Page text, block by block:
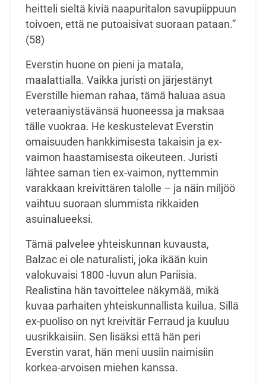
heitteli sieltä kiviä naapuritalon savupiippuun
toivoen, että ne putoaisivat suoraan pataan.”
(58)
Everstin huone on pieni ja matala,
maalattialla. Vaikka juristi on järjestänyt
Everstille hieman rahaa, tämä haluaa asua
veteraaniystävänsä huoneessa ja maksaa
tälle vuokraa. He keskustelevat Everstin
omaisuuden hankkimisesta takaisin ja ex-
vaimon haastamisesta oikeuteen. Juristi
lähtee saman tien ex-vaimon, nyttemmin
varakkaan kreivittären talolle – ja näin miljöö
vaihtuu suoraan slummista rikkaiden
asuinalueeksi.
Tämä palvelee yhteiskunnan kuvausta,
Balzac ei ole naturalisti, joka ikään kuin
valokuvaisi 1800 -luvun alun Pariisia.
Realistina hän tavoittelee näkymää, mikä
kuvaa parhaiten yhteiskunnallista kuilua. Sillä
ex-puoliso on nyt kreivitär Ferraud ja kuuluu
uusrikkaisiin. Sen lisäksi että hän peri
Everstin varat, hän meni uusiin naimisiin
korkea-arvoisen miehen kanssa.